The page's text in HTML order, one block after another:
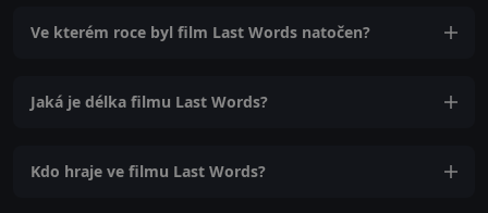
Ve kterém roce byl film Last Words natočen?
Jaká je délka filmu Last Words?
Kdo hraje ve filmu Last Words?